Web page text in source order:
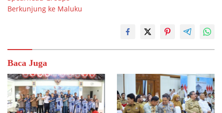
Berkunjung ke Maluku
Baca Juga